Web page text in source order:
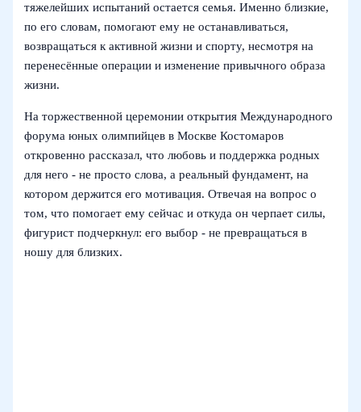
тяжелейших испытаний остается семья. Именно близкие,
по его словам, помогают ему не останавливаться,
возвращаться к активной жизни и спорту, несмотря на
перенесённые операции и изменение привычного образа
жизни.
На торжественной церемонии открытия Международного
форума юных олимпийцев в Москве Костомаров
откровенно рассказал, что любовь и поддержка родных
для него - не просто слова, а реальный фундамент, на
котором держится его мотивация. Отвечая на вопрос о
том, что помогает ему сейчас и откуда он черпает силы,
фигурист подчеркнул: его выбор - не превращаться в
ношу для близких.